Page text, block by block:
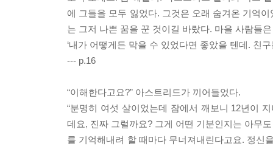
에 그들을 모두 잃었다. 그것은 오래 숨겨온 기억
는 그저 나쁜 꿈을 꾼 것이길 바랐다. 마을 사람들
‘내가 어떻게든 막을 수 있었다면 좋았을 텐데. 친
--- p.16
“이해한다고요?” 아스트리드가 끼어들었다.
“분명히 여섯 살이었는데 잠에서 깨보니 12년이
데요, 진짜 그럴까요? 그게 어떤 기분인지는 아무
를 기억해내려 할 때마다 무너져내린다고요. 정신